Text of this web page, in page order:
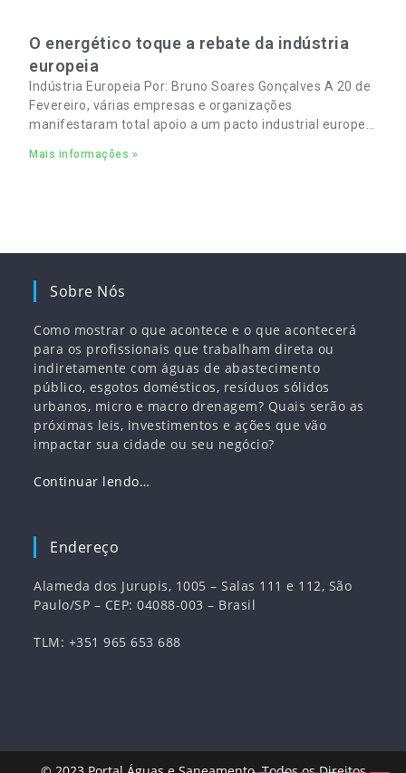
O energético toque a rebate da indústria
europeia
Indústria Europeia Por: Bruno Soares Gonçalves A 20 de
Fevereiro, várias empresas e organizações
manifestaram total apoio a um pacto industrial europeu
empregos
Mais informações »
Sobre Nós
Como mostrar o que acontece e o que acontecerá
para os profissionais que trabalham direta ou
indiretamente com águas de abastecimento
público, esgotos domésticos, resíduos sólidos
urbanos, micro e macro drenagem? Quais serão as
próximas leis, investimentos e ações que vão
impactar sua cidade ou seu negócio?
Continuar lendo…
Endereço
Alameda dos Jurupis, 1005 – Salas 111 e 112, São
Paulo/SP – CEP: 04088-003 – Brasil
TLM: +351 965 653 688